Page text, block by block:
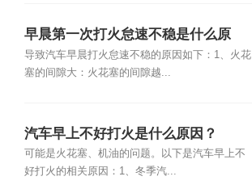
早晨第一次打火怠速不稳是什么原
因？
导致汽车早晨打火怠速不稳的原因如下：1、火花
塞的间隙大：火花塞的间隙越...
汽车早上不好打火是什么原因？
可能是火花塞、机油的问题。以下是汽车早上不
好打火的相关原因：1、冬季汽...